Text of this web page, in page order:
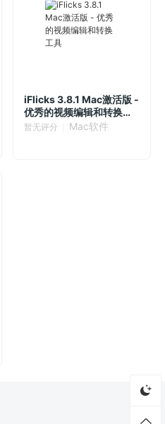
iFlicks 3.8.1 Mac激活版 -
优秀的视频编辑和转换工
具
暂无评分 Mac软件